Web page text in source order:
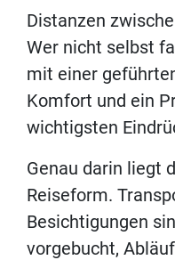
Distanzen
Wer nicht selbst
mit einer
Komfort und ein
wichtigsten
Genau darin liegt
Reiseform.
Besichtigungen
vorgebucht,